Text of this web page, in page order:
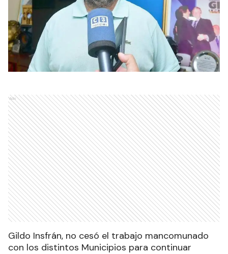
Ads
Gildo Insfrán, no cesó el trabajo mancomunado
con los distintos Municipios para continuar